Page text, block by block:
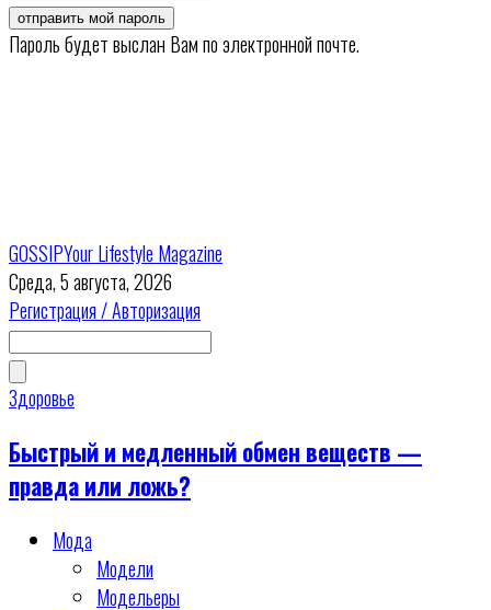
Пароль будет выслан Вам по электронной почте.
GOSSIPYour Lifestyle Magazine
Среда, 5 августа, 2026
Регистрация / Авторизация
Здоровье
Быстрый и медленный обмен веществ —
правда или ложь?
Мода
Модели
Модельеры